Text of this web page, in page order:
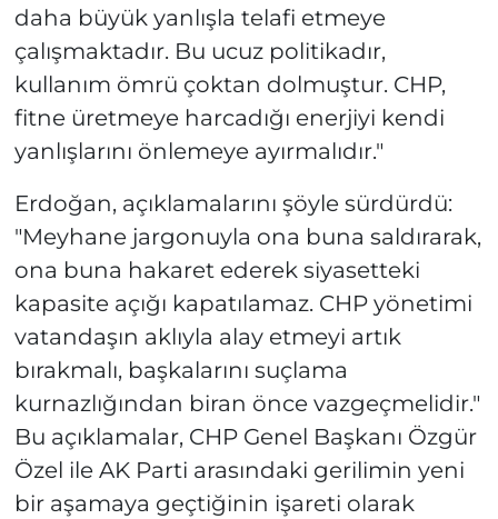
daha büyük yanlışla telafi etmeye
çalışmaktadır. Bu ucuz politikadır,
kullanım ömrü çoktan dolmuştur. CHP,
fitne üretmeye harcadığı enerjiyi kendi
yanlışlarını önlemeye ayırmalıdır."
Erdoğan, açıklamalarını şöyle sürdürdü:
"Meyhane jargonuyla ona buna saldırarak,
ona buna hakaret ederek siyasetteki
kapasite açığı kapatılamaz. CHP yönetimi
vatandaşın aklıyla alay etmeyi artık
bırakmalı, başkalarını suçlama
kurnazlığından biran önce vazgeçmelidir."
Bu açıklamalar, CHP Genel Başkanı Özgür
Özel ile AK Parti arasındaki gerilimin yeni
bir aşamaya geçtiğinin işareti olarak